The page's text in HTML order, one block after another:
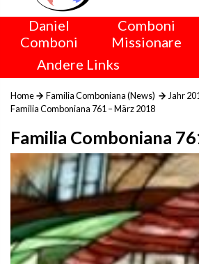
Daniel
Comboni
Comboni
Missionare
Andere Links
Home Familia Comboniana (News)
Jahr
Familia Comboniana 761 – März 2018
Familia Comboniana